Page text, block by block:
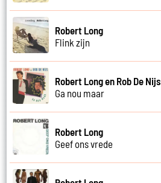
Robert Long
Flink zijn
Robert Long en Rob De Nijs
Ga nou maar
Robert Long
Geef ons vrede